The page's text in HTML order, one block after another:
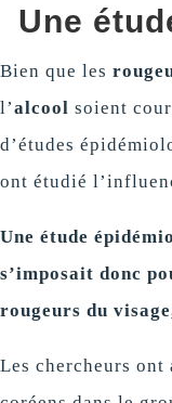
Une
Bien que les
l’alcool soient
d’études
ont étudié
Une étude
s’imposait donc
rougeurs du
Les chercheurs ont